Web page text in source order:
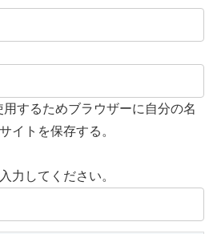
するためブラウザーに自分の名
イトを保存する。
力してください。